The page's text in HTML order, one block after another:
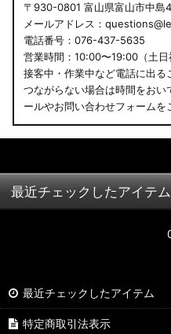
〒930-0801 富山県富山市中島
メールアドレス：
電話番号：076-437-5635
営業時間：10:00〜19:00（土日
接客中・作業中など電話に出る
つながらない場合は時間をおい
ールやお問い合わせフォームを
最近チェックしたアイテム
最近チェックしたアイテム
特定商取引法表示